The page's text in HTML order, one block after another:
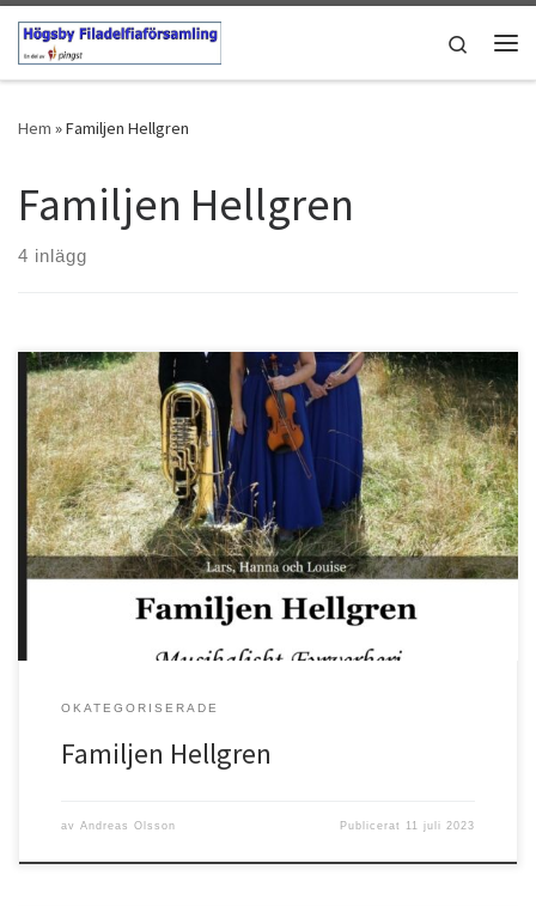
Hoppa till innehåll
Search
Hem »Familjen Hellgren
Familjen Hellgren
4 inlägg
Bostället 30/7
OKATEGORISERADE
Familjen Hellgren
av Andreas Olsson Publicerat 11 juli 2023